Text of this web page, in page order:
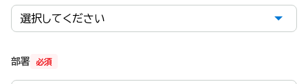
必須
部署